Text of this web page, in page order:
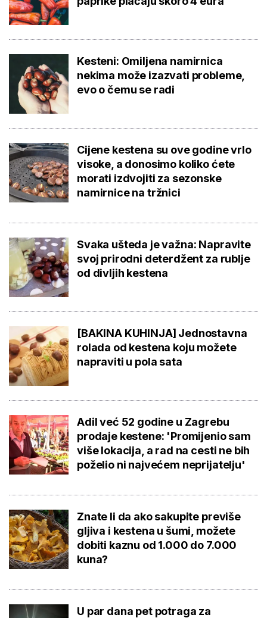
Kesteni: Omiljena namirnica
nekima može izazvati probleme,
evo o čemu se radi
Cijene kestena su ove godine vrlo
visoke, a donosimo koliko ćete
morati izdvojiti za sezonske
namirnice na tržnici
Svaka ušteda je važna: Napravite
svoj prirodni deterdžent za rublje
od divljih kestena
[BAKINA KUHINJA] Jednostavna
rolada od kestena koju možete
napraviti u pola sata
Adil već 52 godine u Zagrebu
prodaje kestene: 'Promijenio sam
više lokacija, a rad na cesti ne bih
poželio ni najvećem neprijatelju'
Znate li da ako sakupite previše
gljiva i kestena u šumi, možete
dobiti kaznu od 1.000 do 7.000
kuna?
U par dana pet potraga za